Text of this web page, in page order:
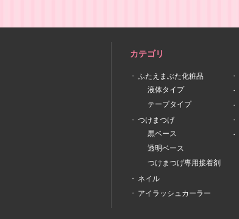
カテゴリ
ふたえまぶた化粧品
液体タイプ
テープタイプ
つけまつげ
黒ベース
透明ベース
つけまつげ専用接着剤
ネイル
アイラッシュカーラー